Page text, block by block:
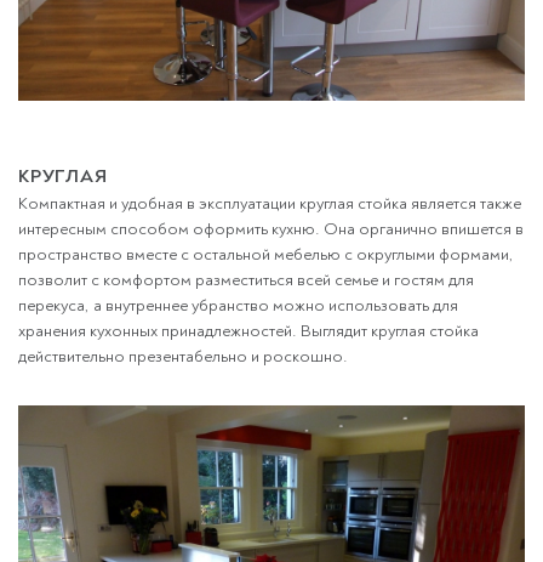
КРУГЛАЯ
Компактная и удобная в эксплуатации круглая стойка является также
интересным способом оформить кухню. Она органично впишется в
пространство вместе с остальной мебелью с округлыми формами,
позволит с комфортом разместиться всей семье и гостям для
перекуса, а внутреннее убранство можно использовать для
хранения кухонных принадлежностей. Выглядит круглая стойка
действительно презентабельно и роскошно.